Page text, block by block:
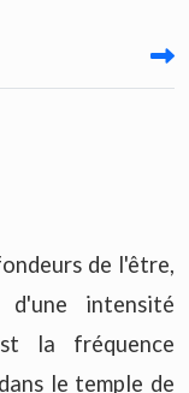
de l'être,
intensité
la fréquence
le temple de